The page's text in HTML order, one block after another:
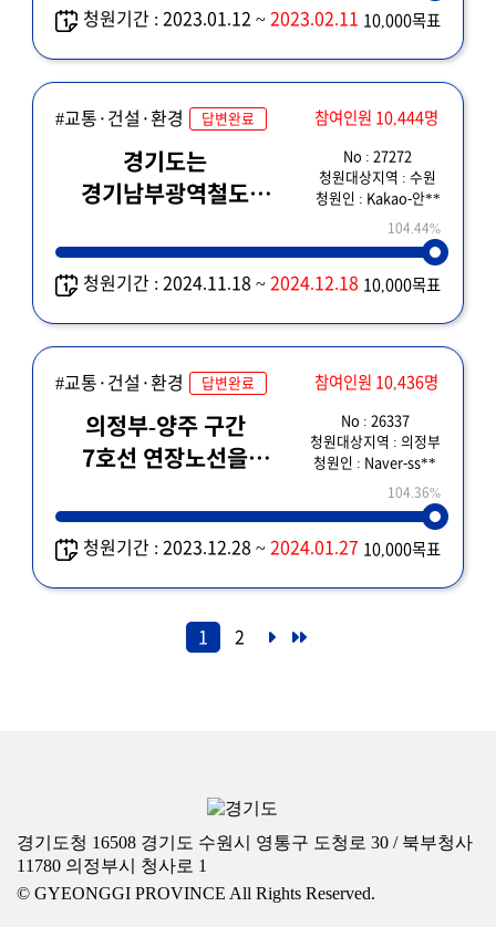
청원기간 : 2023.01.12 ~2023.02.11 10,000목표
#교통·건설·환경 답변완료 참여인원 10,444명
경기도는
경기남부광역철도
No : 27272
청원대상지역 : 수원
청원인 : Kakao-안**
104.44%
청원기간 : 2024.11.18 ~2024.12.18 10,000목표
#교통·건설·환경 답변완료 참여인원 10,436명
의정부-양주 구간
7호선 연장노선을
요청드립니다!
No : 26337
청원대상지역 : 의정부
청원인 : Naver-ss**
104.36%
청원기간 : 2023.12.28 ~2024.01.27 10,000목표
1 2
경기도청 16508 경기도 수원시 영통구 도청로 30 / 북부청사
11780 의정부시 청사로 1
© GYEONGGI PROVINCE All Rights Reserved.